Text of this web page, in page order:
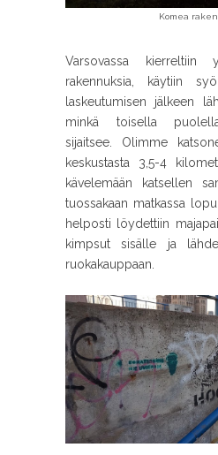
Komea
Varsovassa kierreltiin
rakennuksia, käytiin
laskeutumisen jälkeen
minkä toisella
sijaitsee. Olimme
keskustasta 3,5-4
kävelemään katsellen
tuossakaan matkassa
helposti löydettiin
kimpsut sisälle ja
ruokakauppaan.